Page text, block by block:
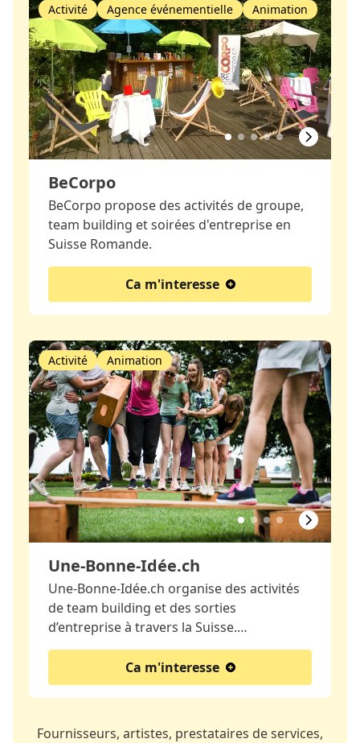
BeCorpo
Activité Agence événementielle Animation
BeCorpo propose des activités de groupe,
team building et soirées d'entreprise en
Suisse Romande.
Ca m'interesse
Une-Bonne-Idée.ch
Activité Animation
Une-Bonne-Idée.ch organise des activités
de team building et des sorties
d’entreprise à travers la Suisse.…
Ca m'interesse
Fournisseurs, artistes, prestataires de services,